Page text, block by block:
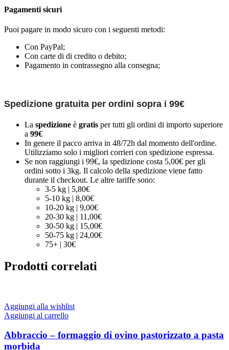
Pagamenti sicuri
Puoi pagare in modo sicuro con i seguenti metodi:
Con PayPal;
Con carte di di credito o debito;
Pagamento in contrassegno alla consegna;
Spedizione gratuita per ordini sopra i 99€
La spedizione è gratis per tutti gli ordini di importo superiore
a 99€
In genere il pacco arriva in 48/72h dal momento dell'ordine.
Utilizziamo solo i migliori corrieri con spedizione espressa.
Se non raggiungi i 99€, la spedizione costa 5,00€ per gli
ordini sotto i 3kg. Il calcolo della spedizione viene fatto
durante il checkout. Le altre tariffe sono:
3-5 kg | 5,80€
5-10 kg | 8,00€
10-20 kg | 9,00€
20-30 kg | 11,00€
30-50 kg | 15,00€
50-75 kg | 24,00€
75+ | 30€
Prodotti correlati
Aggiungi alla wishlist
Aggiungi al carrello
Abbraccio – formaggio di ovino pastorizzato a pasta
morbida